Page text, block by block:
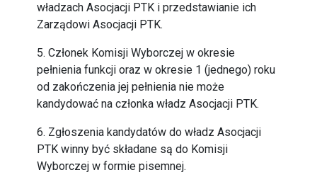
władzach Asocjacji PTK i przedstawianie ich
Zarządowi Asocjacji PTK.
5. Członek Komisji Wyborczej w okresie
pełnienia funkcji oraz w okresie 1 (jednego) roku
od zakończenia jej pełnienia nie może
kandydować na członka władz Asocjacji PTK.
6. Zgłoszenia kandydatów do władz Asocjacji
PTK winny być składane są do Komisji
Wyborczej w formie pisemnej.